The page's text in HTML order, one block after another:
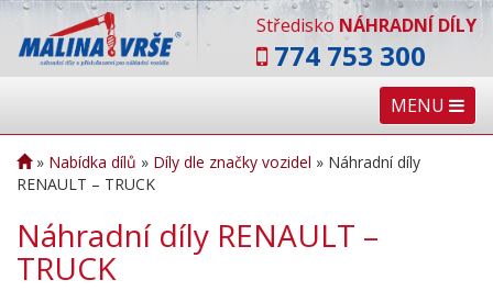
Středisko NÁHRADNÍ DÍLY
774 753 300
MENU
» Nabídka dílů » Díly dle značky vozidel » Náhradní díly
RENAULT – TRUCK
Náhradní díly RENAULT –
TRUCK